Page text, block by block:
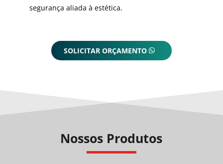
segurança aliada à estética.
SOLICITAR ORÇAMENTO
Nossos Produtos